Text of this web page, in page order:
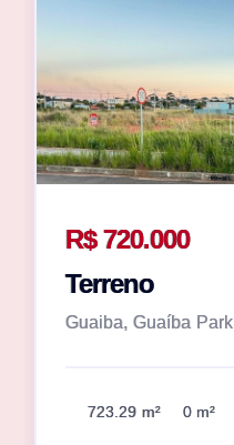
R$ 720.000
Terreno
Guaiba, Guaíba Park
723.29 m² 0 m²